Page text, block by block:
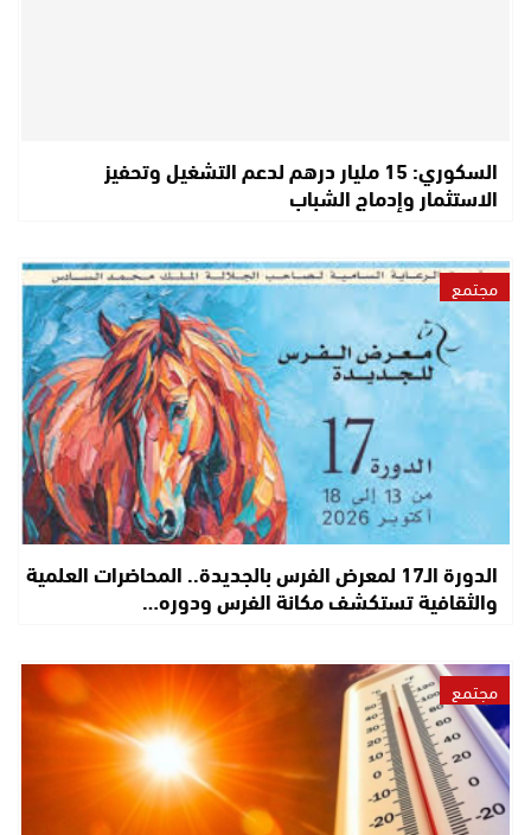
السكوري: 15 مليار درهم لدعم التشغيل وتحفيز
الاستثمار وإدماج الشباب
مجتمع
الدورة الـ17 لمعرض الفرس بالجديدة.. المحاضرات العلمية
والثقافية تستكشف مكانة الفرس ودوره…
مجتمع